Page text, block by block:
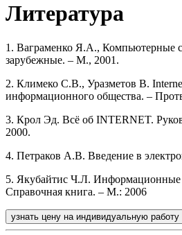
Литература
1. Ваграменко Я.А., Компьютерные
зарубежные. – М., 2001.
2. Климеко С.В., Уразметов В.
информационного общества. –
3. Крол Эд. Всё об INTERNET.
2000.
4. Петраков А.В. Введение в
5. Якубайтис Ч.Л. Информационные
Справочная книга. – М.: 2006
узнать цену на индивидуальную работу